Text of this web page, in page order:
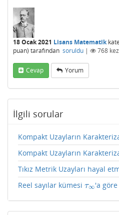
18 Ocak 2021 Lisans Matematik
puan) tarafından soruldu | 768
Cevap Yorum
İlgili sorular
Kompakt Uzayların
Kompakt Uzayların
Tıkız Metrik Uzayları hayal
Reel sayılar kümesi τ∞
τ∞ 'a göre